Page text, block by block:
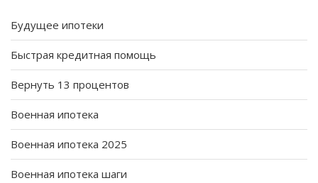
Будущее ипотеки
Быстрая кредитная помощь
Вернуть 13 процентов
Военная ипотека
Военная ипотека 2025
Военная ипотека шаги